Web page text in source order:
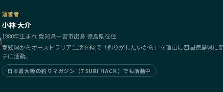
運営者
小林 大介
1980年生まれ 愛知県一宮市出身 徳島県在住
愛知県からオーストラリア生活を経て「釣りがしたいから」を理由に四国徳島県に
チに活動。
日本最大級の釣りマガジン【TSURI HACK】でも活動中